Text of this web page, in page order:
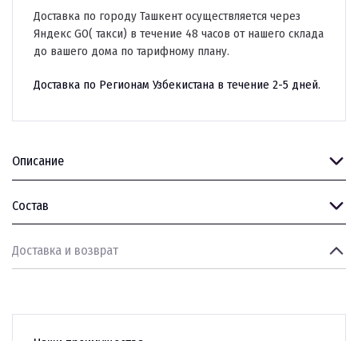
Доставка по городу Ташкент осуществляется через
Яндекс GO( такси) в течение 48 часов от нашего склада
до вашего дома по тарифному плану.
Доставка по Регионам Узбекистана в течение 2-5 дней.
Описание
Состав
Доставка и возврат